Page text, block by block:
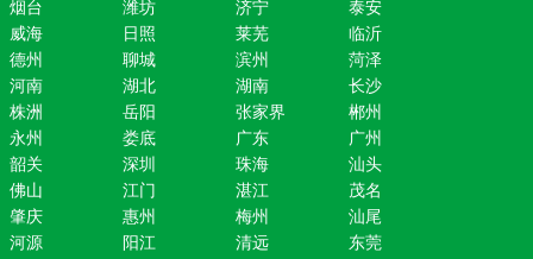
烟台
潍坊 济宁
泰安
威海
日照 莱芜
临沂
德州
聊城 滨州
菏泽
河南
湖北 湖南
长沙
株洲
岳阳 张家界
郴州
永州
娄底 广东
广州
韶关
深圳 珠海
汕头
佛山
江门 湛江
茂名
肇庆
惠州 梅州
汕尾
河源
阳江 清远
东莞